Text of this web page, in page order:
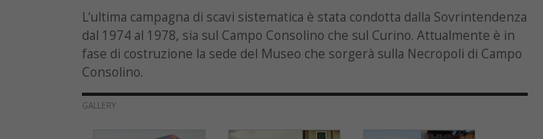
L’ultima campagna di scavi sistematica è stata condotta dalla Sovrintendenza
dal 1974 al 1978, sia sul Campo Consolino che sul Curino. Attualmente è in
fase di costruzione la sede del Museo che sorgerà sulla Necropoli di Campo
Consolino.
GALLERY